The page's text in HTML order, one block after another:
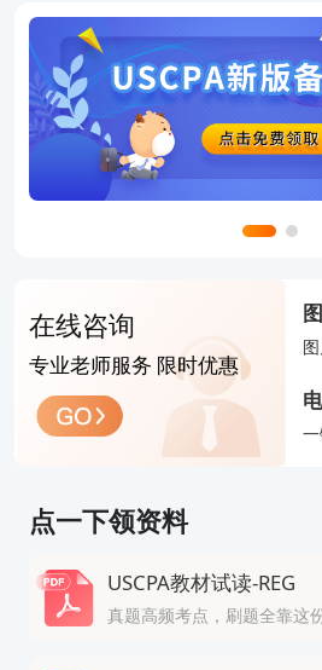
在线咨询
专业老师服务 限时优惠
点一下领资料
USCPA教材试读-REG
真题高频考点，刷题全靠这